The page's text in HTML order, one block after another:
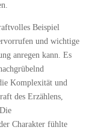
Beispiel
und wichtige
anregen kann. Es
Komplexität und
des Erzählens,
Charakter fühlte